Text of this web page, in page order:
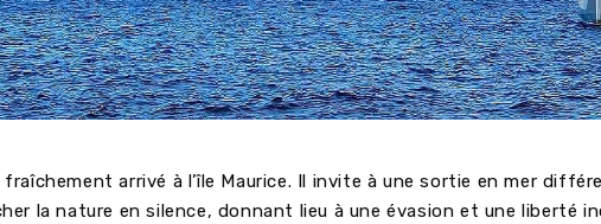
arrivé à l’île Maurice. Il invite à une sortie en mer
la nature en silence, donnant lieu à une évasion et une liberté